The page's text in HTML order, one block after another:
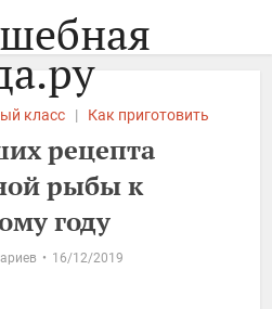
класс | Как приготовить
рецепта
рыбы к
году
16/12/2019